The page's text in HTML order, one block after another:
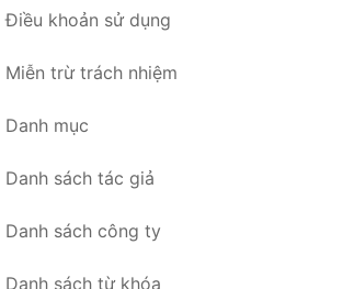
Điều khoản sử dụng
Miễn trừ trách nhiệm
Danh mục
Danh sách tác giả
Danh sách công ty
Danh sách từ khóa